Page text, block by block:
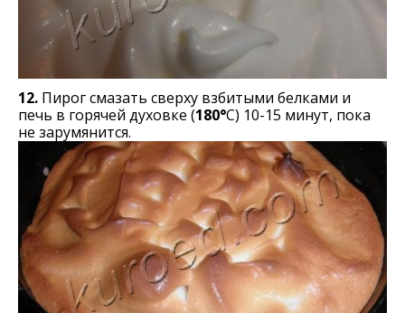
12. Пирог смазать сверху взбитыми белками и
печь в горячей духовке (180°С) 10-15 минут, пока
не зарумянится.